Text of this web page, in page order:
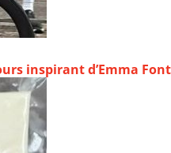
inspirant d’Emma